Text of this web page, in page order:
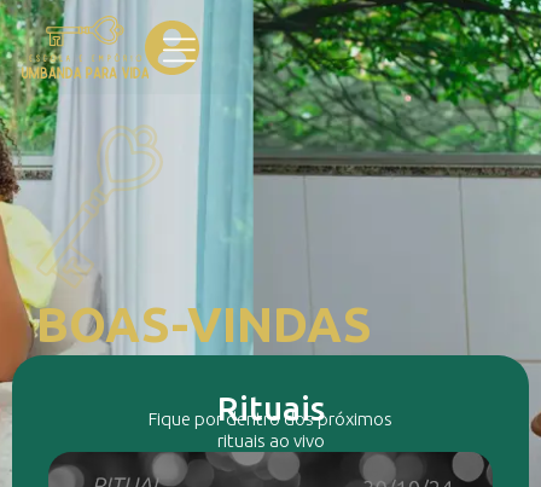
BOAS-VINDAS
nossa área de membros onde você tem
acesso a tudo que sua assinatura oferece.
Bons estudos, axé!
Rituais
Fique por dentro dos próximos
rituais ao vivo